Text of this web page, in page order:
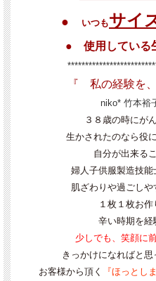
● いつもサイ
● 使用している
『 私の経験を
niko* 竹本裕
３８歳の時にが
生かされたのなら役
自分が出来る
婦人子供服製造技能
肌ざわりや過ごし
１枚１枚お作
辛い時期を経
少しでも、笑顔に
きっかけになればと思
お客様から頂く
『ほっとし